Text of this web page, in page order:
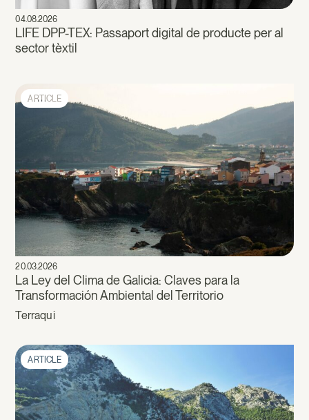
04.08.2026
LIFE DPP-TEX: Passaport digital de producte per al
sector tèxtil
ARTICLE
20.03.2026
La Ley del Clima de Galicia: Claves para la
Transformación Ambiental del Territorio
Terraqui
ARTICLE